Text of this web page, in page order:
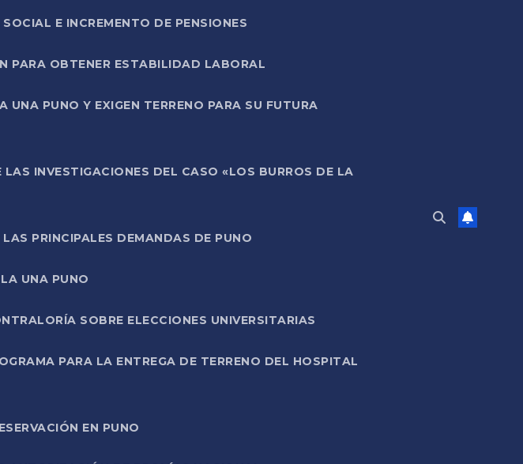
E INCREMENTO DE PENSIONES
PARA OBTENER ESTABILIDAD LABORAL
PUNO Y EXIGEN TERRENO PARA SU FUTURA
INVESTIGACIONES DEL CASO «LOS BURROS DE LA
PRINCIPALES DEMANDAS DE PUNO
UNA PUNO
SOBRE ELECCIONES UNIVERSITARIAS
PARA LA ENTREGA DE TERRENO DEL HOSPITAL
EN PUNO